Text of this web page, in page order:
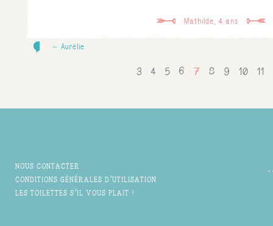
Mathilde, 4 ans
Aurélie
3 |4 |5 |6 |7 |8 9 |10 |11
NOUS CONTACTER
CONDITIONS GÉNÉRALES D'UTILISATION
LES TOILETTES S'IL VOUS PLAIT !